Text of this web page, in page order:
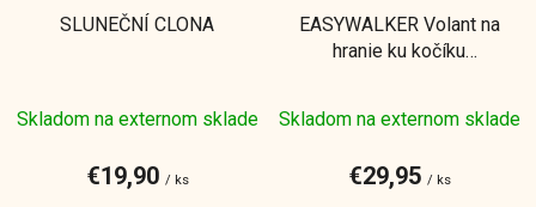
SLUNEČNÍ CLONA
Skladom na externom sklade
€19,90 / ks
EASYWALKER Volant na
hranie ku kočíku
Skladom na externom sklade
€29,95 / ks